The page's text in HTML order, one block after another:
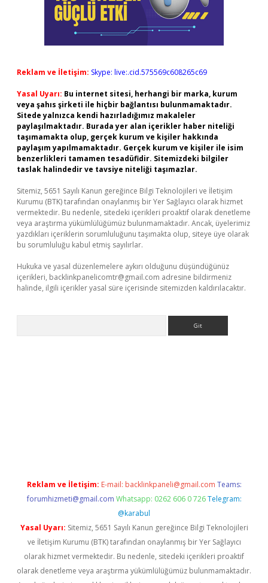
Reklam ve İletişim: Skype: live:.cid.575569c608265c69
Yasal Uyarı: Bu internet sitesi, herhangi bir marka, kurum
veya şahıs şirketi ile hiçbir bağlantısı bulunmamaktadır.
Sitede yalnızca kendi hazırladığımız makaleler
paylaşılmaktadır. Burada yer alan içerikler haber niteliği
taşımamakta olup, gerçek kurum ve kişiler hakkında
paylaşım yapılmamaktadır. Gerçek kurum ve kişiler ile isim
benzerlikleri tamamen tesadüfidir. Sitemizdeki bilgiler
taslak halindedir ve tavsiye niteliği taşımazlar.
Sitemiz, 5651 Sayılı Kanun gereğince Bilgi Teknolojileri ve İletişim
Kurumu (BTK) tarafından onaylanmış bir Yer Sağlayıcı olarak hizmet
vermektedir. Bu nedenle, sitedeki içerikleri proaktif olarak denetleme
veya araştırma yükümlülüğümüz bulunmamaktadır. Ancak, üyelerimiz
yazdıkları içeriklerin sorumluluğunu taşımakta olup, siteye üye olarak
bu sorumluluğu kabul etmiş sayılırlar.
Hukuka ve yasal düzenlemelere aykırı olduğunu düşündüğünüz
içerikleri, backlinkpanelicomtr@gmail.com adresine bildirmeniz
halinde, ilgili içerikler yasal süre içerisinde sitemizden kaldırılacaktır.
Reklam ve İletişim: E-mail: backlinkpaneli@gmail.com Teams:
forumhizmeti@gmail.com Whatsapp: 0262 606 0 726 Telegram:
@karabul
Yasal Uyarı: Sitemiz, 5651 Sayılı Kanun gereğince Bilgi Teknolojileri
ve İletişim Kurumu (BTK) tarafından onaylanmış bir Yer Sağlayıcı
olarak hizmet vermektedir. Bu nedenle, sitedeki içerikleri proaktif
olarak denetleme veya araştırma yükümlülüğümüz bulunmamaktadır.